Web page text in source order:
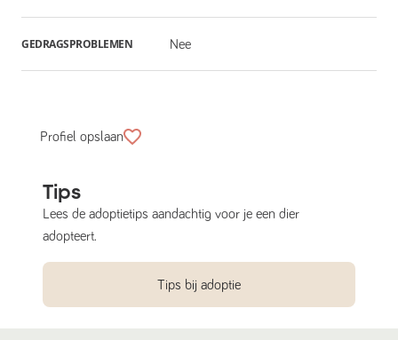
GEDRAGSPROBLEMEN Nee
Profiel opslaan
Tips
Lees de adoptietips aandachtig voor je een dier
adopteert.
Tips bij adoptie